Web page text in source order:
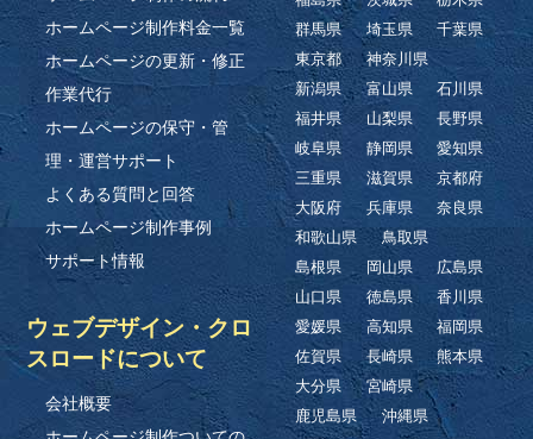
ホームページ制作料金一覧
ホームページの更新・修正
作業代行
ホームページの保守・管
理・運営サポート
よくある質問と回答
ホームページ制作事例
サポート情報
ウェブデザイン・クロ
スロードについて
会社概要
群馬県
埼玉県
千葉県
東京都
神奈川県
新潟県
富山県
石川県
福井県
山梨県
長野県
岐阜県
静岡県
愛知県
三重県
滋賀県
京都府
大阪府
兵庫県
奈良県
和歌山県
鳥取県
島根県
岡山県
広島県
山口県
徳島県
香川県
愛媛県
高知県
福岡県
佐賀県
長崎県
熊本県
大分県
宮崎県
鹿児島県
沖縄県